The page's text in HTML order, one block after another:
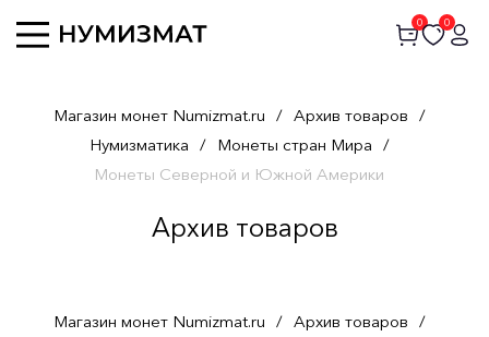
0 0
Магазин монет Numizmat.ru / Архив товаров /
Нумизматика / Монеты стран Мира /
Монеты Северной и Южной Америки
Архив товаров
Магазин монет Numizmat.ru / Архив товаров /